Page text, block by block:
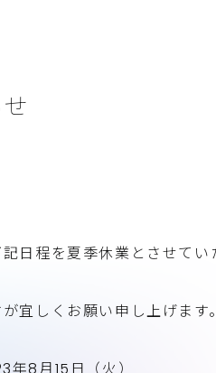
日程を夏季休業とさせてい
宜しくお願い申し上げます。
8月15日（火）